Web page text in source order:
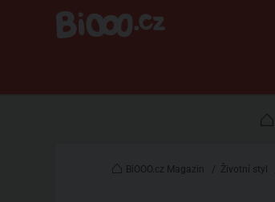
BiOOO.cz Magazin / Životní styl